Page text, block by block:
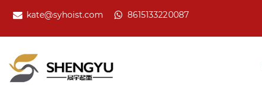
kate@syhoist.com 8615133220087